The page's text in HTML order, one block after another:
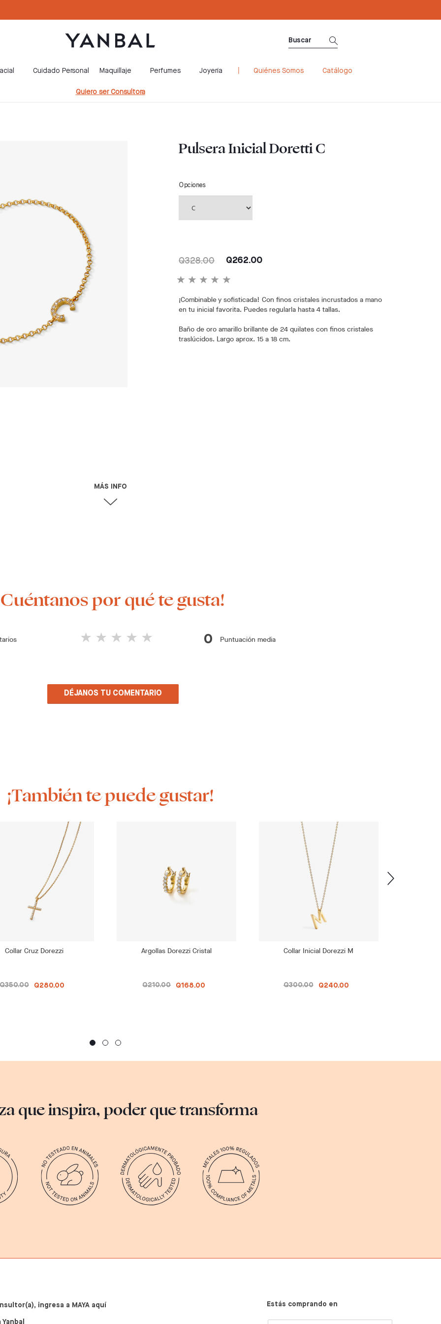
Cuidado Personal Maquillaje Perfumes Joyería Quiénes Somos Catálogo
Quiero ser Consultora
Pulsera Inicial Doretti C
Opciones
Q328.00 Q262.00
¡Combinable y sofisticada! Con finos cristales incrustados a mano
en tu inicial favorita. Puedes regularla hasta 4 tallas.
Baño de oro amarillo brillante de 24 quilates con finos cristales
traslúcidos. Largo aprox. 15 a 18 cm.
por qué te gusta!
0 Puntuación media
DÉJANOS TU COMENTARIO
¡También te puede gustar!
Collar Cruz Dorezzi
Q280.00
Argollas Dorezzi Cristal
Q210.00 Q168.00
Collar Inicial Dorezzi M
Q300.00 Q240.00
que inspira, poder que transforma
ingresa a MAYA aquí Estás comprando en